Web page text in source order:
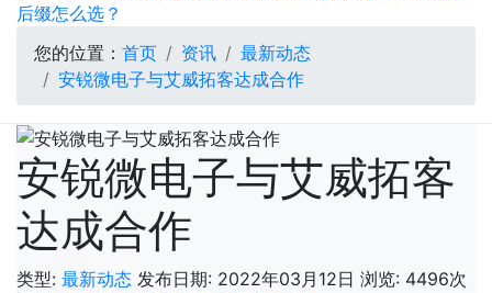
后缀怎么选？
您的位置： 首页 资讯
最新动态
安锐微电子与艾威拓客达成合作
安锐微电子与艾威拓客
达成合作
类型: 最新动态 发布日期: 2022年03月12日 浏览: 4496次